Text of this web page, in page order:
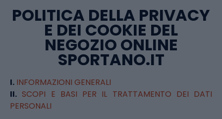
POLITICA DELLA PRIVACY
E DEI COOKIE DEL
NEGOZIO ONLINE
SPORTANO.IT
I. INFORMAZIONI GENERALI
II. SCOPI E BASI PER IL TRATTAMENTO DEI DATI
PERSONALI